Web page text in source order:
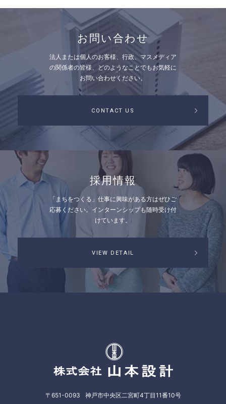
お問い合わせ
法人または個人のお客様、行政、マスメディア
の関係者の皆様、
どのようなことでもお気軽に
お問い合わせください。
CONTACT US
採用情報
「まちをつくる」仕事に興味がある方はぜひご
応募ください。 インターンシップも随時受け付
けています。
VIEW DETAIL
〒651-0093 神戸市中央区二宮町4丁目11番10号